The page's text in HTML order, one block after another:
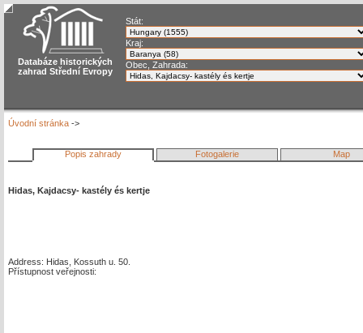
Databáze historických
zahrad Střední Evropy
Stát:
Kraj:
Obec, Zahrada:
Úvodní stránka ->
Popis zahrady Fotogalerie Map
Hidas, Kajdacsy- kastély és kertje
Address: Hidas, Kossuth u. 50.
Přístupnost veřejnosti: